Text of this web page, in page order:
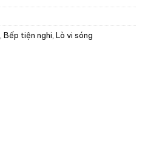
Bếp tiện nghi Lò vi sóng